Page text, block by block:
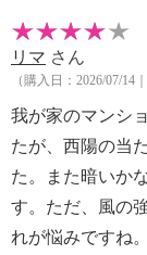
リマ さん
（購入日：2026/07/14
我が家のマンシ
たが、西陽の当
た。また暗いか
す。ただ、風の
れが悩みですね。